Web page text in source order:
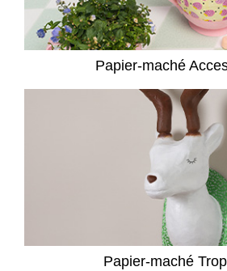
Papier-maché
Papier-maché